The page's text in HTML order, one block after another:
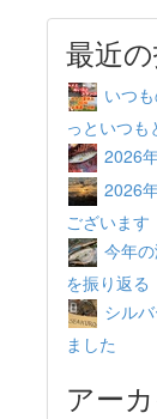
最近
いつ
っといつも
2026
2026
ございます
今年
を振り返る
シル
ました
アー